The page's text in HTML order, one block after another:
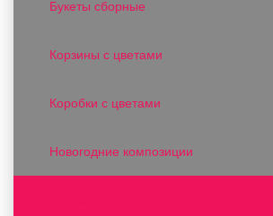
Букеты сборные
Корзины с цветами
Коробки с цветами
Новогодние композиции